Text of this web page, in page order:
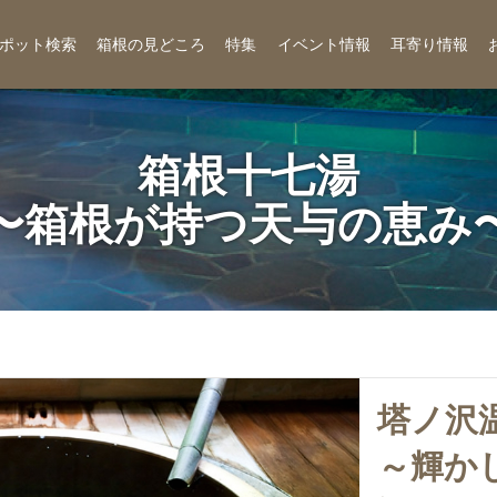
ット検索 箱根の見どころ 特集 イベント情報 耳寄り情報
箱根十七湯
箱根が持つ天与の恵み
塔ノ沢
～輝か